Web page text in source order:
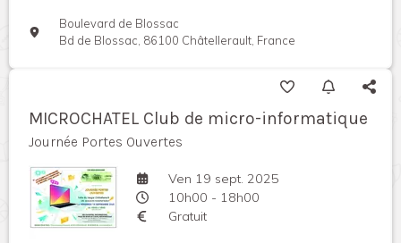
Boulevard de Blossac
Bd de Blossac, 86100 Châtellerault, France
MICROCHATEL Club de micro-informatique
Journée Portes Ouvertes
Ven 19 sept. 2025
10h00 - 18h00
Gratuit